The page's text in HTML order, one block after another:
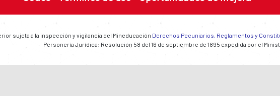
sujeta a la inspección y vigilancia del Mineducación Derechos Pecuniarios, Reglamentos y
Personería Jurídica: Resolución 58 del 16 de septiembre de 1895 expedida por el